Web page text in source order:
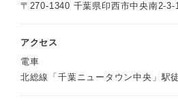
〒270-1340 千葉県印西市中央南2-3-
アクセス
電車
北総線「千葉ニュータウン中央」駅